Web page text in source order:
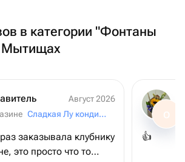
в категории "Фонтаны
Мытищах
Август 2026
Сладкая Лу кондитерский дом
заказывала клубнику
это просто что то
О
👍